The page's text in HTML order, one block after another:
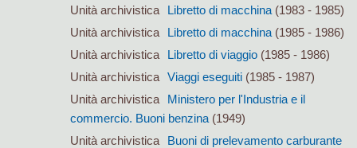
Unità archivistica
Libretto di macchina(1983 - 1985)
Unità archivistica
Libretto di macchina(1985 - 1986)
Unità archivistica
Libretto di viaggio(1985 - 1986)
Unità archivistica
Viaggi eseguiti(1985 - 1987)
Unità archivistica
Ministero per l'Industria e il
commercio. Buoni benzina(1949)
Unità archivistica
Buoni di prelevamento carburante